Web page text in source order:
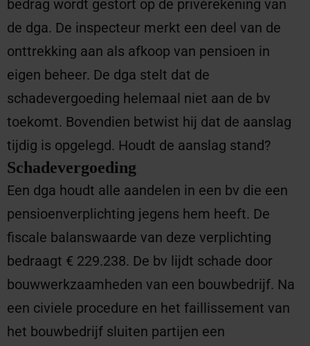
bedrag wordt gestort op de privérekening van
de dga. De inspecteur merkt een deel van de
onttrekking aan als afkoop van pensioen in
eigen beheer. De dga stelt dat de
schadevergoeding helemaal niet aan de bv
toekomt. Bovendien betwist hij dat de aanslag
tijdig is opgelegd. Houdt de aanslag stand?
Schadevergoeding
Een dga houdt alle aandelen in een bv die een
pensioenverplichting jegens hem heeft. De
fiscale balanswaarde van deze verplichting
bedraagt € 229.238. De bv lijdt schade door
bouwwerkzaamheden van een bouwbedrijf. Na
een civiele procedure en het faillissement van
het bouwbedrijf sluiten partijen een